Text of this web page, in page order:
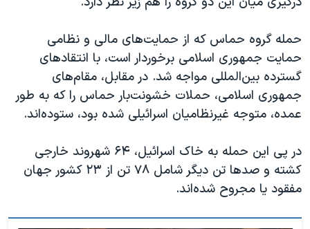
حمله گروه حماس که از حمایت‌های مالی و نظامی
حمایت جمهوری اسلامی برخوردار است، با انتقادهای
گسترده بین‌المللی مواجه شد. در مقابل، مقام‌های
جمهوری اسلامی، حملات خشونت‌بار حماس را که به طور
عمده، متوجه غیرنظامیان اسرائیلی شده بود، ستوده‌اند.
در پی این حمله به خاک اسرائیل، ۶۴ شهروند خارجی
کشته و صدها تن دیگر شامل ۷۸ تن از ۲۳ کشور جهان
مفقود یا مجروح شده‌اند.